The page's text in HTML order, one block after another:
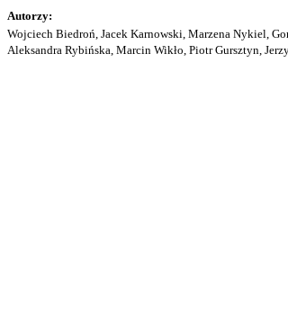
Autorzy:
Wojciech Biedroń, Jacek Karnowski, Marzena Nykiel,
Aleksandra Rybińska, Marcin Wikło, Piotr Gursztyn,